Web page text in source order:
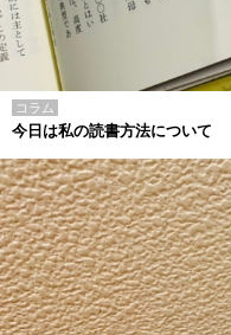
コラム
今日は私の読書方法について